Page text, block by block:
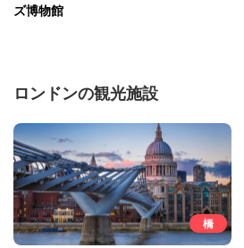
ズ博物館
ロンドンの観光施設
橋